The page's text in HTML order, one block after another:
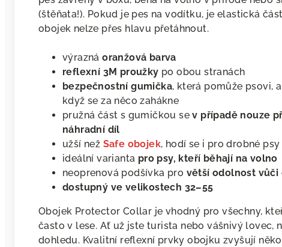
(štěňata!). Pokud je pes na vodítku, je elastická
obojek nelze přes hlavu přetáhnout.
výraznáoranžová barva
reflexní 3M proužky po obou stranách
bezpečnostní gumička, která pomůže psovi,
když se za něco zahákne
pružná část s gumičkou se v případě nouze
náhradní díl
užší než Safe obojek, hodí se i pro drobné psy
ideální varianta pro psy, kteří běhají na volno
neoprenová podšívka pro větší odolnost vůči
dostupný ve velikostech 32–55
Obojek Protector Collar je vhodný pro všechny,
často v lese. Ať už jste turista nebo vášnivý lovec,
dohledu. Kvalitní reflexní prvky obojku zvyšují